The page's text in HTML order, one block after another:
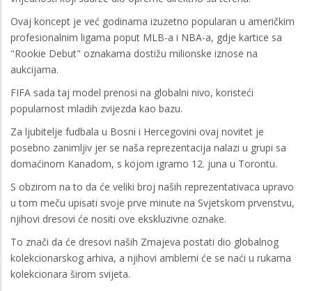
Ovaj koncept je već godinama izuzetno popularan u američkim
profesionalnim ligama poput MLB-a i NBA-a, gdje kartice sa
"Rookie Debut" oznakama dostižu milionske iznose na
aukcijama.
FIFA sada taj model prenosi na globalni nivo, koristeći
popularnost mladih zvijezda kao bazu.
Za ljubitelje fudbala u Bosni i Hercegovini ovaj novitet je
posebno zanimljiv jer se naša reprezentacija nalazi u grupi sa
domaćinom Kanadom, s kojom igramo 12. juna u Torontu.
S obzirom na to da će veliki broj naših reprezentativaca upravo
u tom meču upisati svoje prve minute na Svjetskom prvenstvu,
njihovi dresovi će nositi ove ekskluzivne oznake.
To znači da će dresovi naših Zmajeva postati dio globalnog
kolekcionarskog arhiva, a njihovi amblemi će se naći u rukama
kolekcionara širom svijeta.